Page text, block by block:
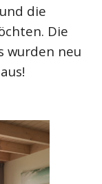
die
Die
wurden neu